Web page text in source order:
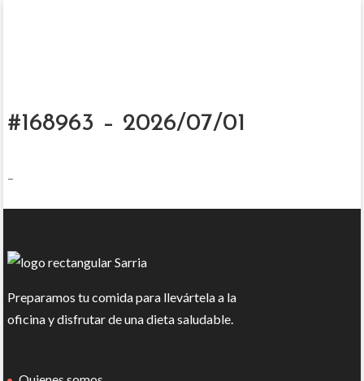
#168963 – 2026/07/01
–
Preparamos tu comida para llevártela a la
oficina y disfrutar de una dieta saludable.